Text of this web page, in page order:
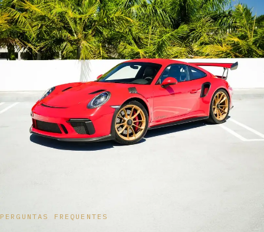
PERGUNTAS FREQUENTES